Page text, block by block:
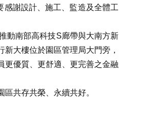
謝設計、施工、監造及全體工
動南部高科技S廊帶與大南方新
大樓位於園區管理局大門旁，
更優質、更舒適、更完善之金融
共存共榮、永續共好。